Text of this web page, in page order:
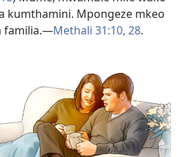
kumthamini. Mpongeze mkeo
familia.​—Methali 31:10, 28.